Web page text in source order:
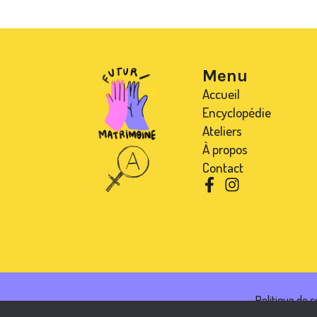
Menu
Accueil
Encyclopédie
Ateliers
À propos
Contact
Politique de